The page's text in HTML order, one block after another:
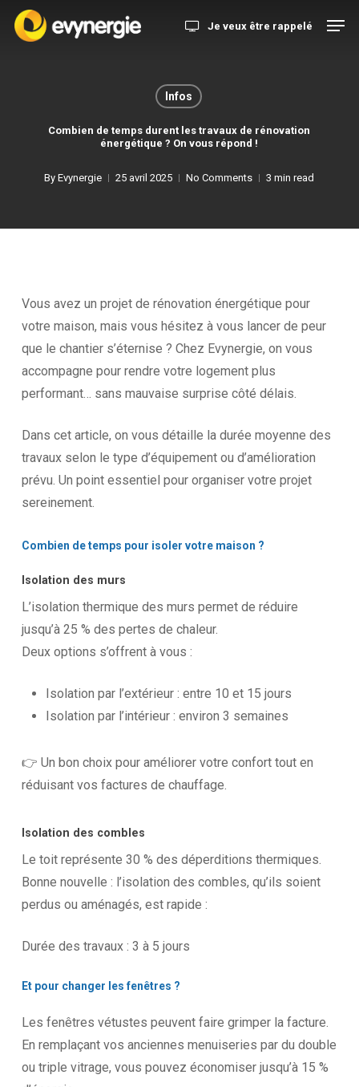
Skip
Je veux être rappelé
Infos
Combien de temps durent les travaux de rénovation
énergétique ? On vous répond !
By Evynergie 25 avril 2025 No Comments 3 min read
Vous avez un projet de rénovation énergétique pour
votre maison, mais vous hésitez à vous lancer de peur
que le chantier s’éternise ? Chez Evynergie, on vous
accompagne pour rendre votre logement plus
performant… sans mauvaise surprise côté délais.
Dans cet article, on vous détaille la durée moyenne des
travaux selon le type d’équipement ou d’amélioration
prévu. Un point essentiel pour organiser votre projet
sereinement.
Combien detemps pour isoler votre maison ?
Isolation des murs
L’isolation thermique des murs permet de réduire
jusqu’à 25 % des pertes de chaleur.
Deux options s’offrent à vous :
Isolation par l’extérieur : entre 10 et 15 jours
Isolation par l’intérieur : environ 3 semaines
👉 Un bon choix pour améliorer votre confort tout en
réduisant vos factures de chauffage.
Isolation des combles
Le toit représente 30 % des déperditions thermiques.
Bonne nouvelle : l’isolation des combles, qu’ils soient
perdus ou aménagés, est rapide :
Durée des travaux : 3 à 5 jours
Et pour changer les fenêtres ?
Les fenêtres vétustes peuvent faire grimper la facture.
En remplaçant vos anciennes menuiseries par du double
ou triple vitrage, vous pouvez économiser jusqu’à 15 %